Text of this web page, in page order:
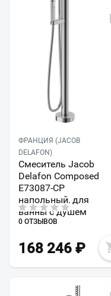
ФРАНЦИЯ (JACOB
DELAFON)
Смеситель Jacob
Delafon Composed
E73087-CP
напольный, для
ванны с душем
0 ОТЗЫВОВ
168 246 ₽